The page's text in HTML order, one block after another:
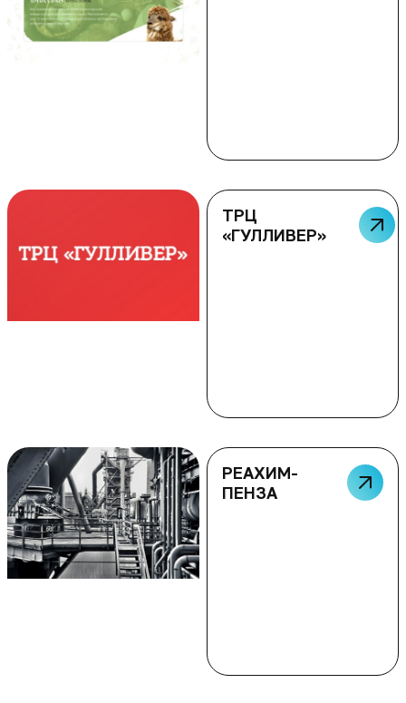
ТРЦ
«ГУЛЛИВЕР»
РЕАХИМ-
ПЕНЗА